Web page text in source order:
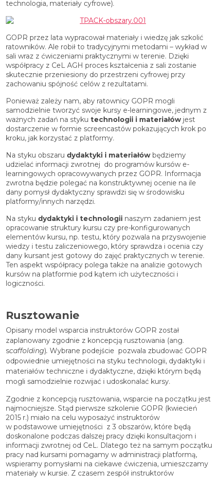
technologia, materiały cyfrowe).
GOPR przez lata wypracował materiały i wiedzę jak szkolić
ratowników. Ale robił to tradycyjnymi metodami – wykład w
sali wraz z ćwiczeniami praktycznymi w terenie. Dzięki
współpracy z CeL AGH proces kształcenia z sali zostanie
skutecznie przeniesiony do przestrzeni cyfrowej przy
zachowaniu spójność celów z rezultatami.
Ponieważ zależy nam, aby ratownicy GOPR mogli
samodzielnie tworzyć swoje kursy e-learningowe, jednym z
ważnych zadań na styku technologii i materiałów jest
dostarczenie w formie screencastów pokazujących krok po
kroku, jak korzystać z platformy.
Na styku obszaru dydaktyki i materiałów będziemy
udzielać informacji zwrotnej do programów kursów e-
learningowych opracowywanych przez GOPR. Informacja
zwrotna będzie polegać na konstruktywnej ocenie na ile
dany pomysł dydaktyczny sprawdzi się w środowisku
platformy/innych narzędzi.
Na styku dydaktyki i technologii naszym zadaniem jest
opracowanie struktury kursu czy pre-konfigurowanych
elementów kursu, np. testu, który pozwala na przyswojenie
wiedzy i testu zaliczeniowego, który sprawdza i ocenia czy
dany kursant jest gotowy do zajęć praktycznych w terenie.
Ten aspekt współpracy polega także na analizie gotowych
kursów na platformie pod kątem ich użyteczności i
logiczności.
Rusztowanie
Opisany model wsparcia instruktorów GOPR został
zaplanowany zgodnie z koncepcją rusztowania (ang.
scaffolding). Wybrane podejście pozwala zbudować GOPR
odpowiednie umiejętności na styku technologii, dydaktyki i
materiałów techniczne i dydaktyczne, dzięki którym będą
mogli samodzielnie rozwijać i udoskonalać kursy.
Zgodnie z koncepcją rusztowania, wsparcie na początku jest
najmocniejsze. Stąd pierwsze szkolenie GOPR (kwiecień
2015 r.) miało na celu wyposażyć instruktorów
w podstawowe umiejętności z 3 obszarów, które będą
doskonalone podczas dalszej pracy dzięki konsultacjom i
informacji zwrotnej od CeL. Dlatego też na samym początku
pracy nad kursami pomagamy w administracji platformą,
wspieramy pomysłami na ciekawe ćwiczenia, umieszczamy
materiały w kursie. Z czasem zespół instruktorów